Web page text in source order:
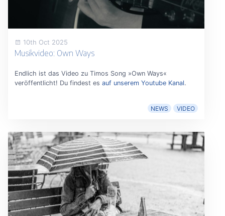
10th Oct 2025
Musikvideo: Own Ways
Endlich ist das Video zu Timos Song »Own Ways«
veröffentlicht! Du findest es auf unserem Youtube Kanal.
NEWS VIDEO